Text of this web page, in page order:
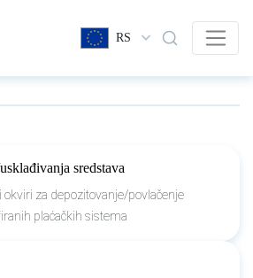
RS
sredstava
za depozitovanje/povlačenje
plaćačkih sistema